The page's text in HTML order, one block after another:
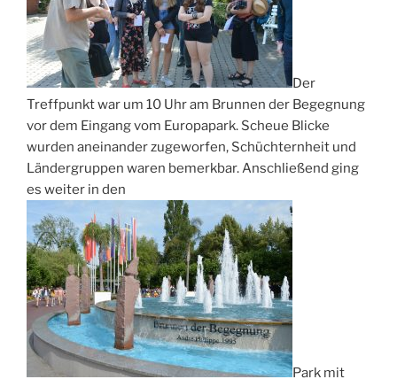
Der
Treffpunkt war um 10 Uhr am Brunnen der Begegnung
vor dem Eingang vom Europapark. Scheue Blicke
wurden aneinander zugeworfen, Schüchternheit und
Ländergruppen waren bemerkbar. Anschließend ging
es weiter in den
Park mit